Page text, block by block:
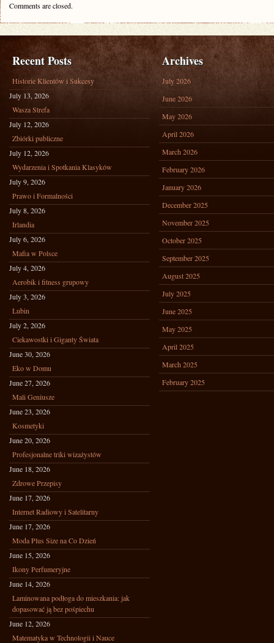
Comments are closed.
Recent Posts
Historie Klientów i Sukcesy
July 13, 2026
Wasza Strefa
July 12, 2026
Zbiórki publiczne
July 12, 2026
Wydarzenia i Spotkania Klasyków
July 9, 2026
Prawo i Formalności
July 8, 2026
Irlandia
July 6, 2026
Mafia w Polsce
July 4, 2026
Aerobik i fitness grupowy
July 3, 2026
Lubin
July 2, 2026
Ciekawostki i Giganty Świata
June 30, 2026
Eko w Domu
June 27, 2026
Mali Geniusze
June 23, 2026
Kosmetyki
June 20, 2026
Profesjonalne triki wizażystów
June 18, 2026
Zdrowe Przepisy
June 17, 2026
Internet Radiowy i Satelitarny
June 17, 2026
Moda Plus Size na Co Dzień
June 15, 2026
Ikony Perfumeryjne
June 14, 2026
Laminowana podłoga do mieszkania: jak
dopasować ją bez pośpiechu
June 12, 2026
Matematyka w Technologii i Nauce
Archives
July 2026
June 2026
May 2026
April 2026
March 2026
February 2026
January 2026
December 2025
November 2025
October 2025
September 2025
August 2025
July 2025
June 2025
May 2025
April 2025
March 2025
February 2025